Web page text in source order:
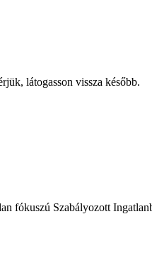
látogasson vissza később.
fókuszú Szabályozott